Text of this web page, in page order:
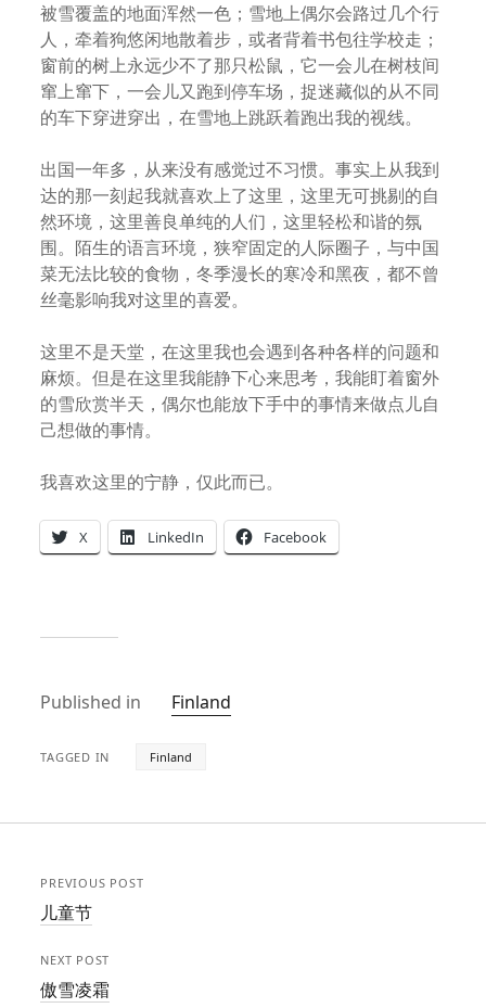
被雪覆盖的地面浑然一色；雪地上偶尔会路过几个行
人，牵着狗悠闲地散着步，或者背着书包往学校走；
窗前的树上永远少不了那只松鼠，它一会儿在树枝间
窜上窜下，一会儿又跑到停车场，捉迷藏似的从不同
的车下穿进穿出，在雪地上跳跃着跑出我的视线。
出国一年多，从来没有感觉过不习惯。事实上从我到
达的那一刻起我就喜欢上了这里，这里无可挑剔的自
然环境，这里善良单纯的人们，这里轻松和谐的氛
围。陌生的语言环境，狭窄固定的人际圈子，与中国
菜无法比较的食物，冬季漫长的寒冷和黑夜，都不曾
丝毫影响我对这里的喜爱。
这里不是天堂，在这里我也会遇到各种各样的问题和
麻烦。但是在这里我能静下心来思考，我能盯着窗外
的雪欣赏半天，偶尔也能放下手中的事情来做点儿自
己想做的事情。
我喜欢这里的宁静，仅此而已。
X LinkedIn Facebook
Published in Finland
TAGGED IN Finland
PREVIOUS POST
儿童节
NEXT POST
傲雪凌霜